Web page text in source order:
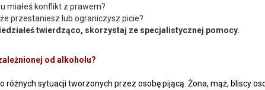
miałeś konflikt z prawem?
przestaniesz lub ograniczysz picie?
twierdząco, skorzystaj ze specjalistycznej pomocy.
od alkoholu?
różnych sytuacji tworzonych przez osobę pijącą. Żona, mąż, bliscy